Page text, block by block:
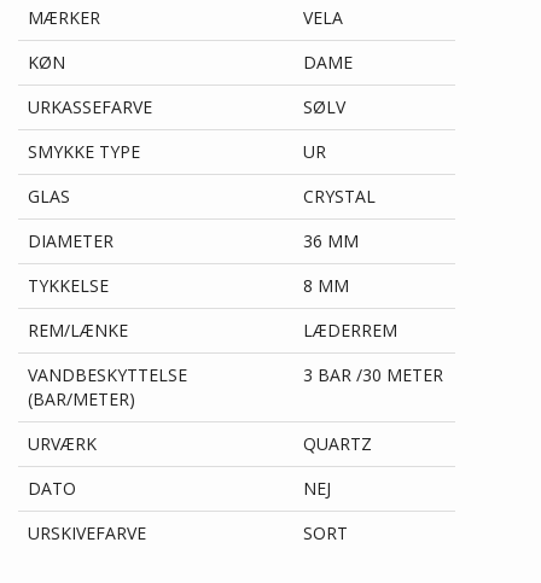
MÆRKER
VELA
KØN
DAME
URKASSEFARVE
SØLV
SMYKKE TYPE
UR
GLAS
CRYSTAL
DIAMETER
36 MM
TYKKELSE
8 MM
REM/LÆNKE
LÆDERREM
VANDBESKYTTELSE
(BAR/METER)
3 BAR /30 METER
URVÆRK
QUARTZ
DATO
NEJ
URSKIVEFARVE
SORT